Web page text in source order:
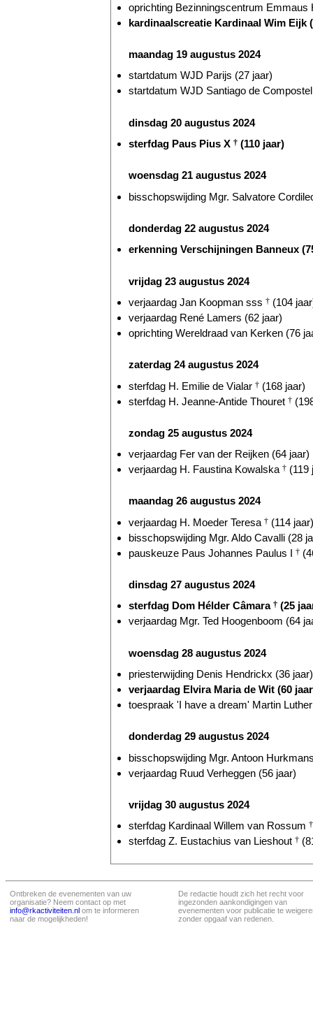
oprichting Bezinningscentrum Emmaus
kardinaalscreatie Kardinaal Wim Eijk
maandag 19 augustus 2024
startdatum WJD Parijs (27 jaar)
startdatum WJD Santiago de
dinsdag 20 augustus 2024
sterfdag Paus Pius X † (110 jaar)
woensdag 21 augustus 2024
bisschopswijding Mgr. Salvatore
donderdag 22 augustus 2024
erkenning Verschijningen Banneux
vrijdag 23 augustus 2024
verjaardag Jan Koopman sss † (104
verjaardag René Lamers (62 jaar)
oprichting Wereldraad van Kerken (76
zaterdag 24 augustus 2024
sterfdag H. Emilie de Vialar † (168 jaar)
sterfdag H. Jeanne-Antide Thouret †
zondag 25 augustus 2024
verjaardag Fer van der Reijken (64 jaar)
verjaardag H. Faustina Kowalska † (119
maandag 26 augustus 2024
verjaardag H. Moeder Teresa † (114 jaar)
bisschopswijding Mgr. Aldo Cavalli (28
pauskeuze Paus Johannes Paulus I †
dinsdag 27 augustus 2024
sterfdag Dom Hélder Câmara † (25
verjaardag Mgr. Ted Hoogenboom (64
woensdag 28 augustus 2024
priesterwijding Denis Hendrickx (36 jaar)
verjaardag Elvira Maria de Wit (60
toespraak 'I have a dream' Martin
donderdag 29 augustus 2024
bisschopswijding Mgr. Antoon
verjaardag Ruud Verheggen (56 jaar)
vrijdag 30 augustus 2024
sterfdag Kardinaal Willem van Rossum †
sterfdag Z. Eustachius van Lieshout †
Ontbreken de evenementen van uw
organisatie? Neem contact op met
info@rkactiviteiten.nl om te informeren
naar de mogelijkheden!
De redactie houdt zich het recht voor
ingezonden aankondigingen van
evenementen voor publicatie te
zonder opgaaf van redenen.